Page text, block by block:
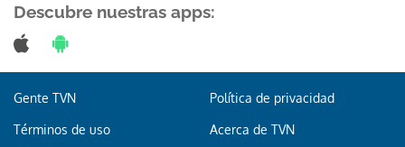
Descubre nuestras apps:
Gente TVN Política de privacidad
Términos de uso Acerca de TVN